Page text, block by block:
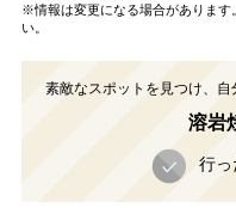
※情報は変更になる場合があります
い。
素敵なスポットを見つけ、
溶岩
行っ